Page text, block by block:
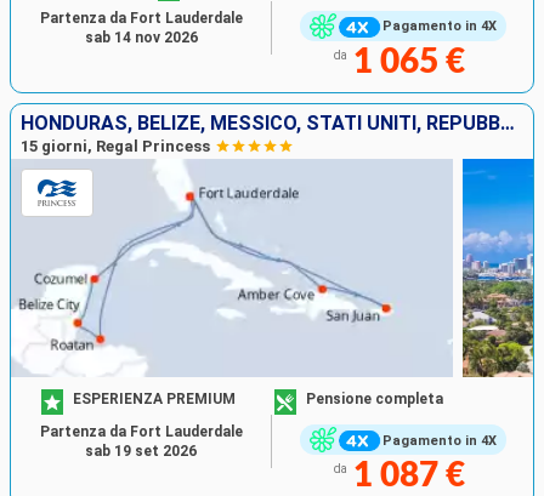
Pagamento in 4X
da 1 065 €
Partenza da Fort Lauderdale
sab 14 nov 2026
HONDURAS, BELIZE, MESSICO, STATI UNITI, REPUBBLICA DOMINICANA, PORTORICO, SAINT MARTIN
15 giorni, Regal Princess
Pagamento in 4X
ESPERIENZA PREMIUM Pensione completa
da 1 087 €
Partenza da Fort Lauderdale
sab 19 set 2026